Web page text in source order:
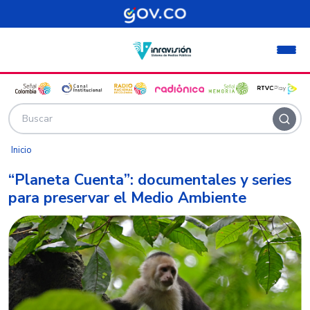
Pasar al contenido principal
Inicio
“Planeta Cuenta”: documentales y series
para preservar el Medio Ambiente